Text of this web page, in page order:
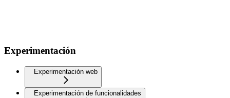
Experimentación
Experimentación web
Experimentación de funcionalidades